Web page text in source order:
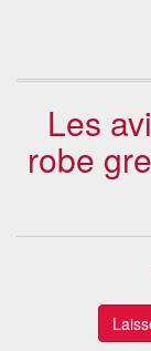
Les
robe